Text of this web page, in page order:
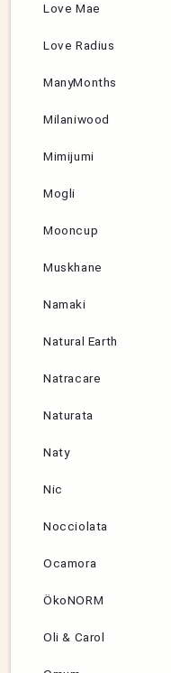
Love Mae
Love Radius
ManyMonths
Milaniwood
Mimijumi
Mogli
Mooncup
Muskhane
Namaki
Natural Earth
Natracare
Naturata
Naty
Nic
Nocciolata
Ocamora
ÖkoNORM
Oli & Carol